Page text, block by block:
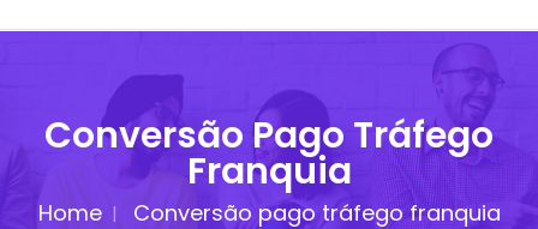
Conversão Pago Tráfego
Franquia
Home Conversão pago tráfego franquia